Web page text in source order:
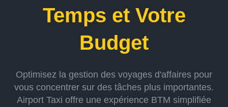
Temps et Votre
Budget
Optimisez la gestion des voyages d'affaires pour
vous concentrer sur des tâches plus importantes.
Airport Taxi offre une expérience BTM simplifiée